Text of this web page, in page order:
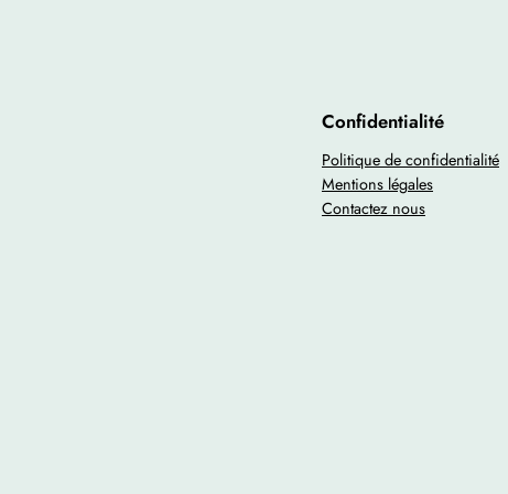
Confidentialité
Politique de confidentialité
Mentions légales
Contactez nous